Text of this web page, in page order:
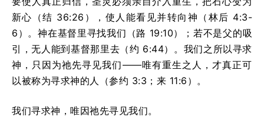
新心（结 36:26），使人能看见并转向神（林后 4:3-
6）。神在基督里寻找我们（路 19:10）；若不是父的吸
引，无人能到基督那里去（约 6:44）。我们之所以寻求
神，只因为祂先寻见我们——唯有重生之人，才真正可
以被称为寻求神的人（参约 3:3；来 11:6）。
我们寻求神，唯因祂先寻见我们。